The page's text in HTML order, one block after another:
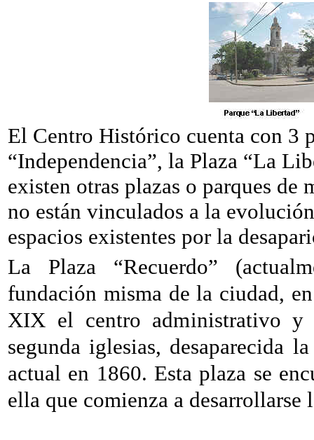
El Centro Histórico cuenta con 3
“Independencia”, la Plaza “La
existen otras plazas o parques de
no están vinculados a la
espacios existentes por la
La Plaza “Recuerdo”
fundación misma de la ciudad,
XIX el centro administrativo
segunda iglesias, desaparecida
actual en 1860. Esta plaza se
ella que comienza a